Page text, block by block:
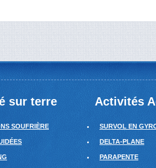
sur terre
SOUFRIÈRE
Activités
SURVOL EN
DELTA-PLANE
PARAPENTE